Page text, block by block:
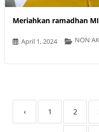
Meriahkan ramadhan
April 1, 2024 NON
‹ 1 2